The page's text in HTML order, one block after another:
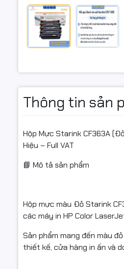
Thông tin sản
Hộp Mực Starink CF363A
Hiệu – Full VAT
📘 Mô tả sản phẩm
Hộp mực màu Đỏ Starink
các máy in HP Color
Sản phẩm mang đến màu
thiết kế, cửa hàng in ấn và